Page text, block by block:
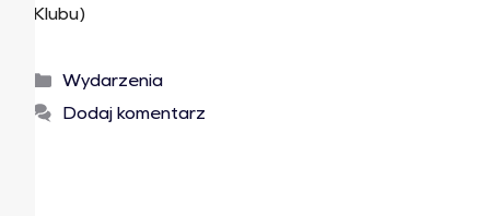
Klubu)
Wydarzenia
Dodaj komentarz